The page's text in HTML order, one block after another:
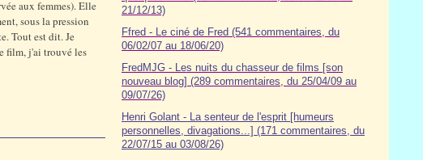
aux femmes). Elle
sous la pression
Tout est dit. Je
film, j'ai trouvé les
21/12/13)
Ffred - Le ciné de Fred (541 commentaires, du
06/02/07 au 18/06/20)
FredMJG - Les nuits du chasseur de films [son
nouveau blog] (289 commentaires, du 25/04/09 au
09/07/26)
Henri Golant - La senteur de l'esprit [humeurs
personnelles, divagations...] (171 commentaires, du
22/07/15 au 03/08/26)